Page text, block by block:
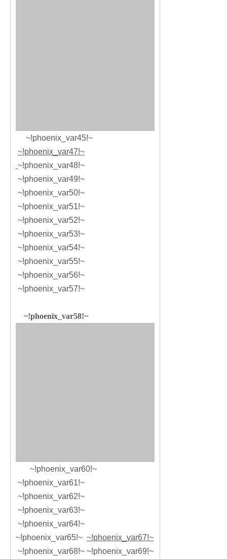
~!phoenix_var45!~
~!phoenix_var47!~
~!phoenix_var48!~
~!phoenix_var49!~
~!phoenix_var50!~
~!phoenix_var51!~
~!phoenix_var52!~
~!phoenix_var53!~
~!phoenix_var54!~
~!phoenix_var55!~
~!phoenix_var56!~
~!phoenix_var57!~
~!phoenix_var58!~
~!phoenix_var60!~
~!phoenix_var61!~
~!phoenix_var62!~
~!phoenix_var63!~
~!phoenix_var64!~
~!phoenix_var65!~ ~!phoenix_var67!~
~!phoenix_var68!~ ~!phoenix_var69!~